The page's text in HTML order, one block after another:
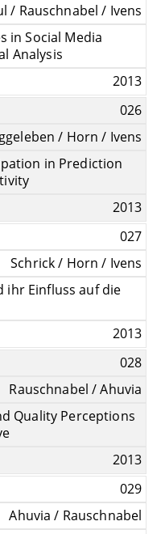
/ Rauschnabel / Ivens
in Social Media
Analysis
2013
026
/ Horn / Ivens
in Prediction
2013
027
Schrick / Horn / Ivens
ihr Einfluss auf die
2013
028
Rauschnabel / Ahuvia
Quality Perceptions
2013
029
Ahuvia / Rauschnabel